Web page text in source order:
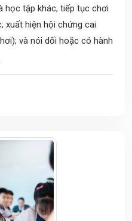
học tập khác; tiếp tục chơi
xuất hiện hội chứng cai
và nói dối hoặc có hành